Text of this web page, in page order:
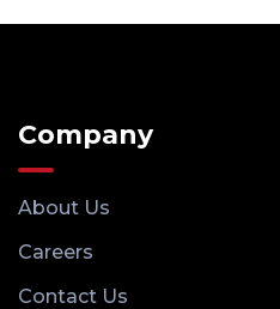
Company
About Us
Careers
Contact Us